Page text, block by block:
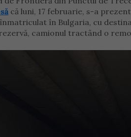
că luni, 17 februarie, s-a
în Bulgaria, cu
camionul tractând o